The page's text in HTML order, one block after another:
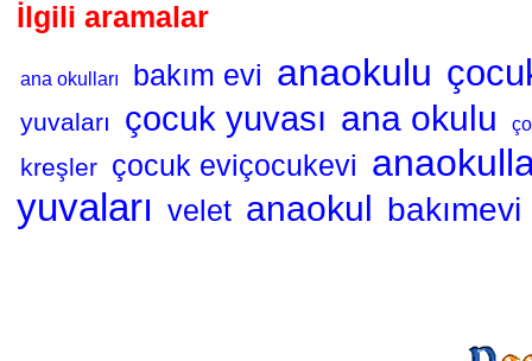
İlgili aramalar
ana okulları bakım evi anaokulu
yuvaları çocuk yuvası ana okulu
kreşler çocuk eviçocukevi
yuvaları velet anaokul bakımevi